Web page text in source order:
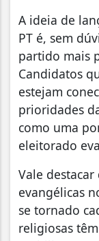
A ideia de
PT é, sem
partido mais
Candidatos
estejam
prioridades
como uma
eleitorado
Vale
evangélicas
se tornado
religiosas